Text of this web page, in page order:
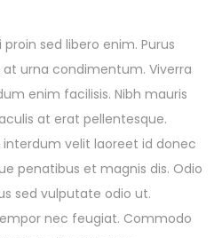
sed libero enim. Purus
urna condimentum. Viverra
enim facilisis. Nibh mauris
at erat pellentesque.
interdum velit laoreet id donec
penatibus et magnis dis. Odio
sed vulputate odio ut.
nec feugiat. Commodo